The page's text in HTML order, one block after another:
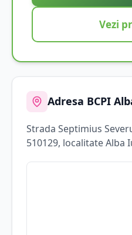
Vezi
Adresa BCPI
Strada Septimius
510129, localitateAlba